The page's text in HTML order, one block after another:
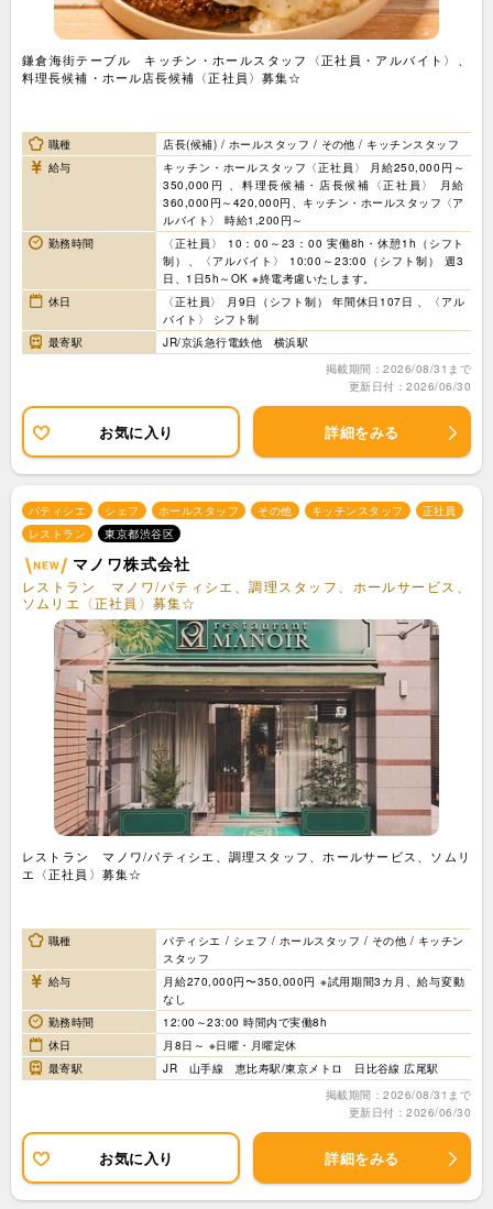
鎌倉海街テーブル キッチン・ホールスタッフ〈正社員・アルバイト〉、
料理長候補・ホール店長候補〈正社員〉募集☆
職種
店長(候補) / ホールスタッフ / その他 / キッチンスタッフ
給与
キッチン・ホールスタッフ〈正社員〉 月給250,000円～
350,000円 、料理長候補・店長候補〈正社員〉 月給
360,000円～420,000円、キッチン・ホールスタッフ〈ア
ルバイト〉 時給1,200円～
勤務時間
〈正社員〉 10：00～23：00 実働8h・休憩1h（シフト
制）、〈アルバイト〉 10:00～23:00（シフト制） 週3
日、1日5h～OK ※終電考慮いたします。
休日
〈正社員〉 月9日（シフト制） 年間休日107日 、〈アル
バイト〉 シフト制
最寄駅
JR/京浜急行電鉄他 横浜駅
掲載期間：2026/08/31まで
更新日付：2026/06/30
お気に入り 詳細をみる
パティシエ シェフ ホールスタッフ その他 キッチンスタッフ
正社員
レストラン
東京都渋谷区
マノワ株式会社
レストラン マノワ/パティシエ、調理スタッフ、ホールサービス、
ソムリエ〈正社員〉募集☆
レストラン マノワ/パティシエ、調理スタッフ、ホールサービス、ソムリ
エ〈正社員〉募集☆
職種
パティシエ / シェフ / ホールスタッフ / その他 / キッチン
スタッフ
給与
月給270,000円〜350,000円 ※試用期間3カ月、給与変動
なし
勤務時間
12:00～23:00 時間内で実働8h
休日
月8日～ ※日曜・月曜定休
最寄駅
JR 山手線 恵比寿駅/東京メトロ 日比谷線 広尾駅
掲載期間：2026/08/31まで
更新日付：2026/06/30
お気に入り 詳細をみる